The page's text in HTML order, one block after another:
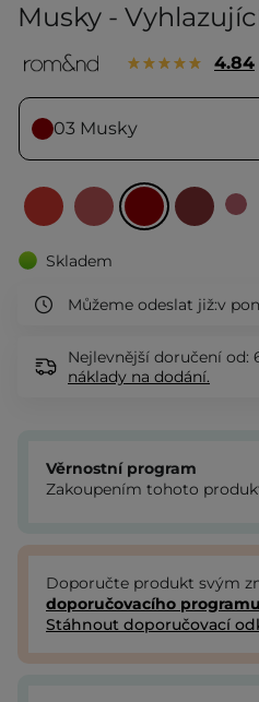
Musky -
4.84
03 Musky
Skladem
Můžeme odeslat již:v
Nejlevnější doručení od:
náklady na dodání.
Věrnostní program
Zakoupením tohoto
Doporučte produkt svým
doporučovacího programu
Stáhnout doporučovací